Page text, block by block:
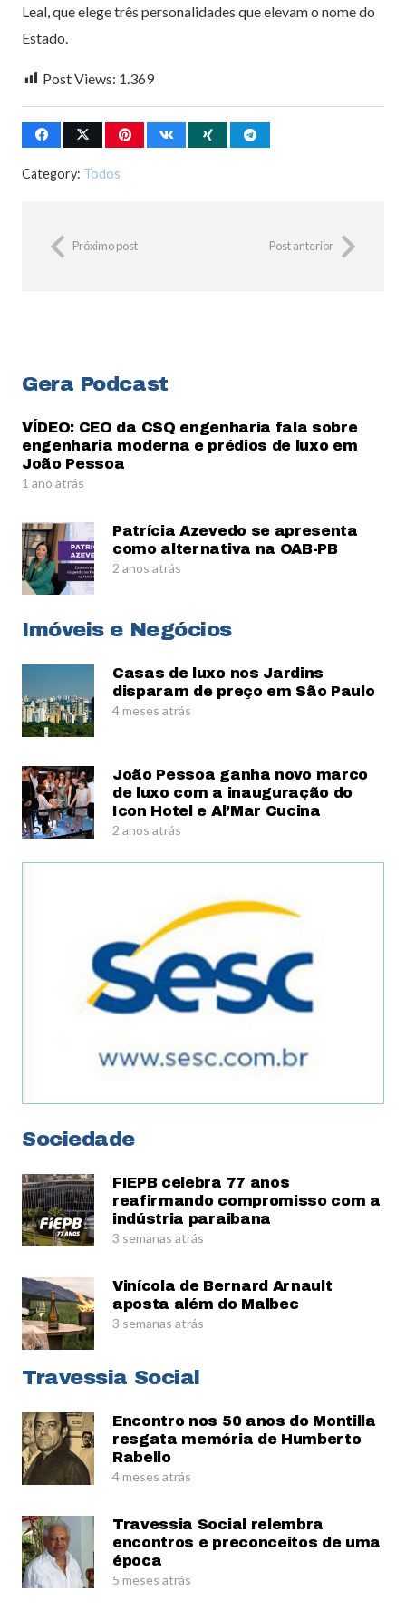
Leal, que elege três personalidades que elevam o nome do
Estado.
Post Views: 1.369
Category: Todos
Próximo post Post anterior
Gera Podcast
VÍDEO: CEO da CSQ engenharia fala sobre
engenharia moderna e prédios de luxo em
João Pessoa
1 ano atrás
Patrícia Azevedo se apresenta
como alternativa na OAB-PB
2 anos atrás
Imóveis e Negócios
Casas de luxo nos Jardins
disparam de preço em São Paulo
4 meses atrás
João Pessoa ganha novo marco
de luxo com a inauguração do
Icon Hotel e Al’Mar Cucina
2 anos atrás
Sociedade
FIEPB celebra 77 anos
reafirmando compromisso com a
indústria paraibana
3 semanas atrás
Vinícola de Bernard Arnault
aposta além do Malbec
3 semanas atrás
Travessia Social
Encontro nos 50 anos do Montilla
resgata memória de Humberto
Rabello
4 meses atrás
Travessia Social relembra
encontros e preconceitos de uma
época
5 meses atrás